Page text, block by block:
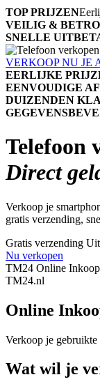
TOP PRIJZEN
VEILIG &
SNELLE
VERKOOP NU JE
EERLIJKE
EENVOUDIGE
DUIZENDEN
Telefoon
Direct
Verkoop je
gratis verzending,
Gratis verzending
Nu verkopen
TM24 Online Inkoop
TM24.nl
Online
Verkoop je
Wat wil je